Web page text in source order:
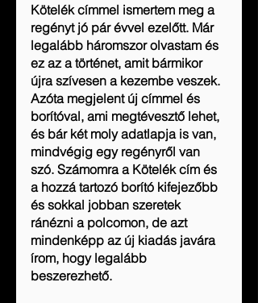
Kötelék címmel ismertem meg a
regényt jó pár évvel ezelőtt. Már
legalább háromszor olvastam és
ez az a történet, amit bármikor
újra szívesen a kezembe veszek.
Azóta megjelent új címmel és
borítóval, ami megtévesztő lehet,
és bár két moly adatlapja is van,
mindvégig egy regényről van
szó. Számomra a Kötelék cím és
a hozzá tartozó borító kifejezőbb
és sokkal jobban szeretek
ránézni a polcomon, de azt
mindenképp az új kiadás javára
írom, hogy legalább
beszerezhető.